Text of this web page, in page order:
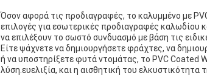
Όσον αφορά τις προδιαγραφές, το καλυμμένο με
επιλογές για εσωτερικές προδιαγραφές καλωδίου
να επιλέξουν το σωστό συνδυασμό με βάση τις
Είτε ψάχνετε να δημιουργήσετε φράχτες, να
ή να υποστηρίξετε φυτά ντομάτας, το PVC Coated
λύση.ευελιξία, και η αισθητική του